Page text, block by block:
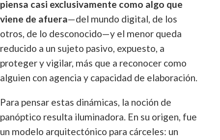
piensa casi exclusivamente como algo que
viene de afuera—del mundo digital, de los
otros, de lo desconocido—y el menor queda
reducido a un sujeto pasivo, expuesto, a
proteger y vigilar, más que a reconocer como
alguien con agencia y capacidad de elaboración.
Para pensar estas dinámicas, la noción de
panóptico resulta iluminadora. En su origen, fue
un modelo arquitectónico para cárceles: un